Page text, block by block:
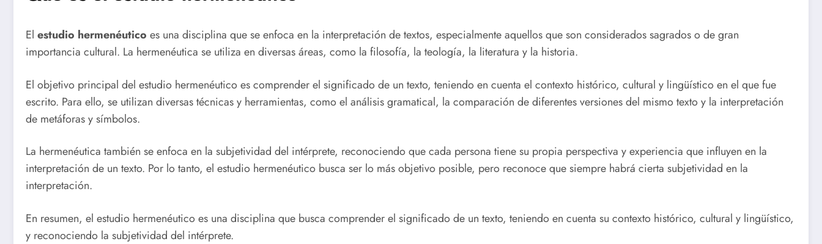
El estudio hermenéutico es una disciplina que se enfoca en la interpretación de textos, especialmente aquellos que son considerados sagrados o de gran
importancia cultural. La hermenéutica se utiliza en diversas áreas, como la filosofía, la teología, la literatura y la historia.
El objetivo principal del estudio hermenéutico es comprender el significado de un texto, teniendo en cuenta el contexto histórico, cultural y lingüístico en el que fue
escrito. Para ello, se utilizan diversas técnicas y herramientas, como el análisis gramatical, la comparación de diferentes versiones del mismo texto y la interpretación
de metáforas y símbolos.
La hermenéutica también se enfoca en la subjetividad del intérprete, reconociendo que cada persona tiene su propia perspectiva y experiencia que influyen en la
interpretación de un texto. Por lo tanto, el estudio hermenéutico busca ser lo más objetivo posible, pero reconoce que siempre habrá cierta subjetividad en la
interpretación.
En resumen, el estudio hermenéutico es una disciplina que busca comprender el significado de un texto, teniendo en cuenta su contexto histórico, cultural y lingüístico,
y reconociendo la subjetividad del intérprete.